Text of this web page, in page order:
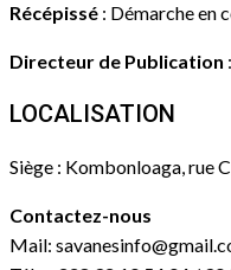
Récépissé : Démarche en
Directeur de Publication
LOCALISATION
Siège : Kombonloaga, rue
Contactez-nous
Mail: